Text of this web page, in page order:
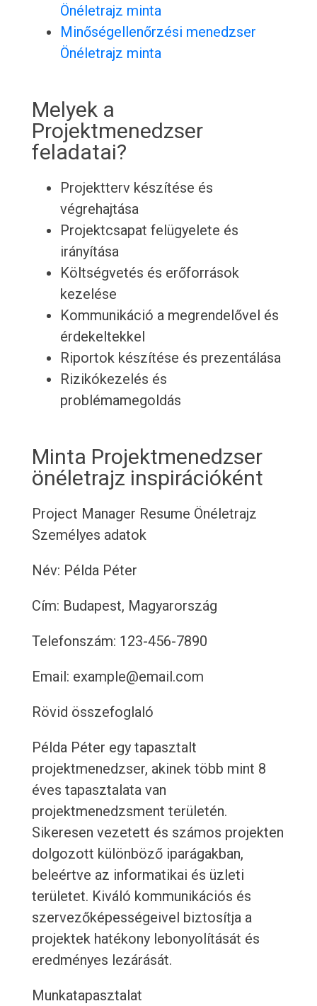
Önéletrajz minta
Minőségellenőrzési menedzser
Önéletrajz minta
Melyek a
Projektmenedzser
feladatai?
Projektterv készítése és
végrehajtása
Projektcsapat felügyelete és
irányítása
Költségvetés és erőforrások
kezelése
Kommunikáció a megrendelővel és
érdekeltekkel
Riportok készítése és prezentálása
Rizikókezelés és
problémamegoldás
Minta Projektmenedzser
önéletrajz inspirációként
Project Manager Resume Önéletrajz
Személyes adatok
Név: Példa Péter
Cím: Budapest, Magyarország
Telefonszám: 123-456-7890
Email: example@email.com
Rövid összefoglaló
Példa Péter egy tapasztalt
projektmenedzser, akinek több mint 8
éves tapasztalata van
projektmenedzsment területén.
Sikeresen vezetett és számos projekten
dolgozott különböző iparágakban,
beleértve az informatikai és üzleti
területet. Kiváló kommunikációs és
szervezőképességeivel biztosítja a
projektek hatékony lebonyolítását és
eredményes lezárását.
Munkatapasztalat